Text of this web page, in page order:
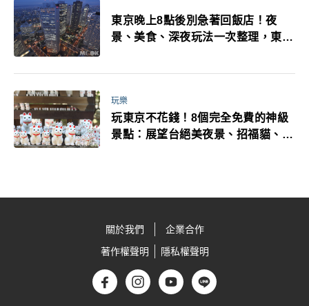
東京晚上8點後別急著回飯店！夜
景、美食、深夜玩法一次整理，東京
玩樂
玩東京不花錢！8個完全免費的神級
景點：展望台絕美夜景、招福貓、皇
關於我們
企業合作
著作權聲明
隱私權聲明